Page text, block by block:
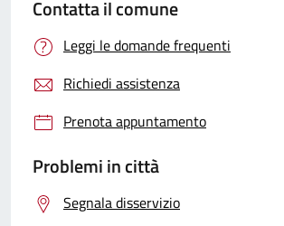
Contatta il comune
Leggi le domande frequenti
Richiedi assistenza
Prenota appuntamento
Problemi in città
Segnala disservizio